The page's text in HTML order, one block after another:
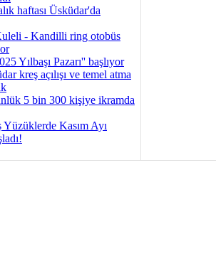
haftası Üsküdar'da
- Kandilli ring otobüs
Yılbaşı Pazarı'' başlıyor
kreş açılışı ve temel atma
5 bin 300 kişiye ikramda
Yüzüklerde Kasım Ayı